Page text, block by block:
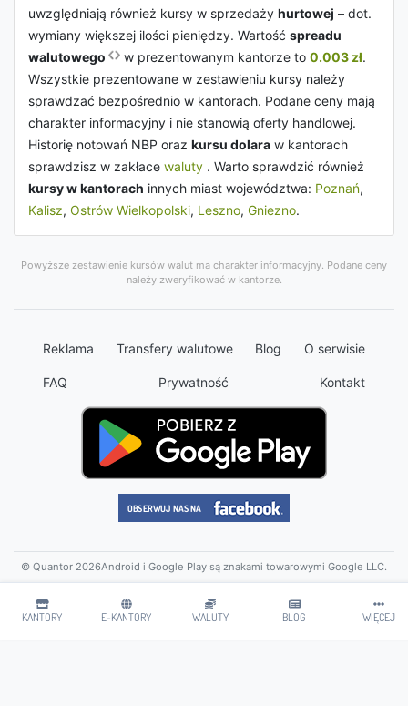
KANTORY E-KANTORY WALUTY BLOG WIĘCEJ
uwzględniają również kursy w sprzedaży hurtowej – dot.
wymiany większej ilości pieniędzy. Wartość spreadu
walutowego
w prezentowanym kantorze to 0.003 zł.
Wszystkie prezentowane w zestawieniu kursy należy
sprawdzać bezpośrednio w kantorach. Podane ceny mają
charakter informacyjny i nie stanowią oferty handlowej.
Historię notowań NBP oraz kursu dolara w kantorach
sprawdzisz w zakłace waluty . Warto sprawdzić również
kursy w kantorach innych miast województwa: Poznań,
Kalisz, Ostrów Wielkopolski, Leszno, Gniezno.
Powyższe zestawienie kursów walut ma charakter informacyjny. Podane ceny
należy zweryfikować w kantorze.
Reklama Transfery walutowe Blog O serwisie
FAQ Prywatność Kontakt
© Quantor 2026Android i Google Play są znakami towarowymi Google LLC.